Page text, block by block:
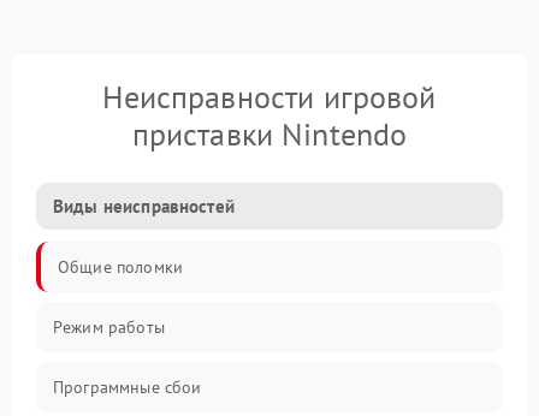
Неисправности игровой
приставки Nintendo
Виды неисправностей
Общие поломки
Режим работы
Программные сбои